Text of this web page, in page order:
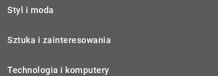
Styl i moda
Sztuka i zainteresowania
Technologia i komputery